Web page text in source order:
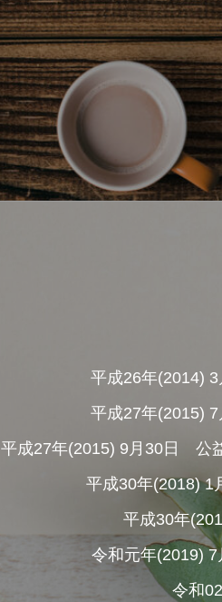
平成26年(2014)
平成27年(2015)
平成27年(2015) 9月30日 公
平成30年(2018)
平成30年
令和元年(2019)
令和